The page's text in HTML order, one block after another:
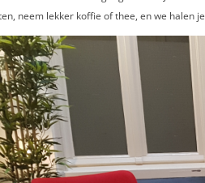
neem lekker koffie of thee, en we halen